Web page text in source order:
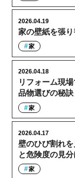
家の壁紙を張
2026.04.19
家
リフォーム現
品物選びの秘訣
2026.04.18
家
壁のひび割れ
と危険度の見
2026.04.17
家